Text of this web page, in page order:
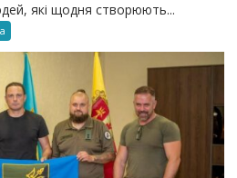
які щодня створюють...